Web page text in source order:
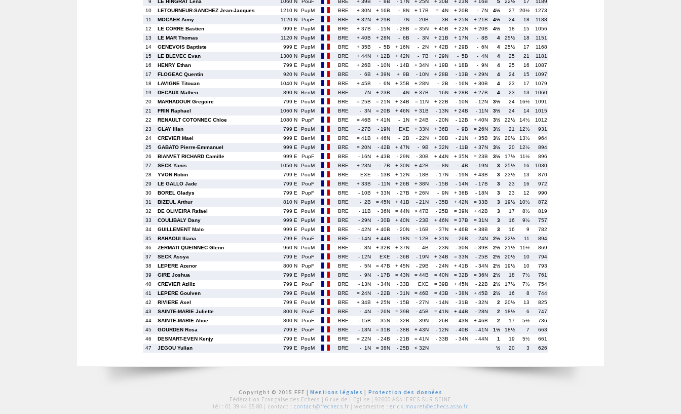
9
LE HINGRAT Lena 1060 N PouF BRE + 39B - 8B - 17N + 25N + 30B + 23N + 16B 5 22½ 17
1189
10
LETOURNEUR-SANCHEZ Jean-Jacques 1210 N PupM BRE + 30N + 16B - 8N + 17B = 4N + 20B - 7N 4½ 27 20½
1273
11
MOCAER Aimy 1120 N PupF BRE + 32N + 29B - 7N = 20B - 3B + 25N + 21B 4½ 24 18
1188
12
LE CORRE Bastien 999 E PupM BRE + 37B - 15N - 28B = 35N + 45B + 22N + 20B 4½ 18 15
1056
13
LE MAR Thomas 1120 N PupM BRE + 40B + 28N - 6B - 3N + 21B + 17N - 8B 4 25½ 18
1151
14
GENEVOIS Baptiste 999 E PupM BRE + 35B - 5B + 16N - 2N + 42B + 29B - 6N 4 25½ 17
1168
15
LE BLEVEC Evan 1300 N PupM BRE + 44N + 12B + 42N - 7B + 29N - 5B - 4N 4 25 21
1181
16
HENRY Ethan 799 E PupM BRE + 26B - 10N - 14B + 34N + 19B + 18B - 9N 4 25 16
1087
17
FLOGEAC Quentin 920 N PouM BRE - 6B + 39N + 9B - 10N + 28B - 13B + 29N 4 24 15
1097
18
LAVIGNE Titouan 1040 N PupM BRE + 45B - 6N + 35B + 28N - 2B - 16N + 30B 4 23 17
1079
19
DECAUX Matheo 890 N BenM BRE - 7N + 23B - 4N + 37B - 16N + 28B + 27B 4 23 13
1060
20
MARHADOUR Gregoire 799 E PouM BRE = 25B = 21N + 34B = 11N + 22B - 10N - 12N 3½ 24 16½
1091
21
FRIN Raphael 1060 N PupM BRE - 3N = 20B + 46N + 31B - 13N + 24B - 11N 3½ 24 14
1015
22
RENAULT COTONNEC Chloe 1080 N PupF BRE = 46B + 41N - 1N + 24B - 20N - 12B + 40N 3½ 22½ 14½
1012
23
GLAY Illan 799 E PouM BRE - 27B - 19N EXE + 33N + 36B - 9B = 26N 3½ 21 12½
931
24
CREVIER Mael 999 E BenM BRE = 41B + 46N - 2B - 22N + 38B - 21N + 35B 3½ 20½ 13½
964
25
GABATO Pierre-Emmanuel 999 E PupM BRE = 20N - 42B + 47N - 9B + 32N - 11B + 37N 3½ 20 12½
894
26
BIANVET RICHARD Camille 999 E PupF BRE - 16N + 43B - 29N - 30B + 44N + 35N = 23B 3½ 17½ 11½
896
27
SECK Yanis 1050 N PouM BRE + 23N - 7B + 30N + 42B - 8N - 4B - 19N 3 25½ 16
1030
28
YVON Robin 799 E PouM BRE EXE - 13B + 12N - 18B - 17N - 19N + 43B 3 23½ 13
870
29
LE GALLO Jade 799 E PouF BRE + 33B - 11N + 26B + 38N - 15B - 14N - 17B 3 23 16
972
30
BOREL Gladys 799 E PupF BRE - 10B + 33N - 27B + 26N - 9N + 36B - 18N 3 23 12
990
31
BIZEUL Arthur 810 N PupM BRE - 2B = 45N + 41B - 21N - 35B + 42N = 33B 3 19½ 10½
872
32
DE OLIVEIRA Rafael 799 E PouM BRE - 11B - 36N = 44N > 47B - 25B = 39N + 42B 3 17 8½
819
33
COULIBALY Dany 999 E PupM BRE - 29N - 30B + 40N - 23B + 46N = 37B = 31N 3 16 9½
757
34
GUILLEMENT Malo 999 E PupM BRE - 42N + 40B - 20N - 16B - 37N + 46B + 38B 3 16 9
782
35
RAHAOUI Iliana 799 E PouF BRE - 14N + 44B - 18N = 12B + 31N - 26B - 24N 2½ 22½ 11
894
36
ZERMATI QUEINNEC Glenn 960 N PouM BRE - 8N + 32B + 37N - 4B - 23N - 30N = 39B 2½ 21½ 11½
869
37
SECK Assya 799 E PouF BRE - 12N EXE - 36B - 19N + 34B = 33N - 25B 2½ 20½ 10
794
38
LEPERE Azenor 800 N PupF BRE - 5N = 47B + 45N - 29B - 24N + 41B - 34N 2½ 19½ 10
793
39
GIRE Joshua 799 E PpoM BRE - 9N - 17B = 43N = 44B = 40N = 32B = 36N 2½ 18 7½
761
40
CREVIER Aziliz 799 E PouF BRE - 13N - 34N - 33B EXE = 39B + 45N - 22B 2½ 17½ 7½
754
41
LEPERE Goulven 799 E PouM BRE = 24N - 22B - 31N = 46B = 43B - 38N + 45B 2½ 16 8
744
42
RIVIERE Axel 799 E PouM BRE + 34B + 25N - 15B - 27N - 14N - 31B - 32N 2 20½ 13
825
43
SAINTE-MARIE Juliette 800 N PouF BRE - 4N - 26N = 39B - 45B = 41N + 44B - 28N 2 18½ 6
747
44
SAINTE-MARIE Alice 800 N PouF BRE - 15B - 35N = 32B = 39N - 26B - 43N + 46B 2 17 5½
736
45
GOURDEN Rosa 799 E PouF BRE - 18N = 31B - 38B + 43N - 12N - 40B - 41N 1½ 18½ 7
663
46
DESMART-EVEN Kenjy 799 E PouM BRE = 22N - 24B - 21B = 41N - 33B - 34N - 44N 1 19 5½
661
47
JEGOU Yulian 799 E PpoM BRE - 1N = 38N - 25B < 32N ½ 20 3 626
Copyright © 2015 FFE |Mentions légales
Protection des données
Fédération Française des Echecs | 6 rue de l'Eglise | 92600 ASNIERES SUR SEINE
tél : 01 39 44 65 80 | contact : contact@ffechecs.fr | webmestre : erick.mouret@echecs.asso.fr